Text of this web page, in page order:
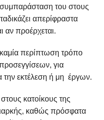
του στους
απερίφραστα
αν προέρχεται.
περίπτωση τρόπο
για
εκτέλεση ή μη έργων.
κατοίκους της
καθώς πρόσφατα